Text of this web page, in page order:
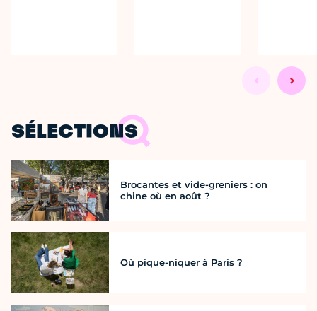
SÉLECTIONS
Brocantes et vide-greniers : on
chine où en août ?
Où pique-niquer à Paris ?